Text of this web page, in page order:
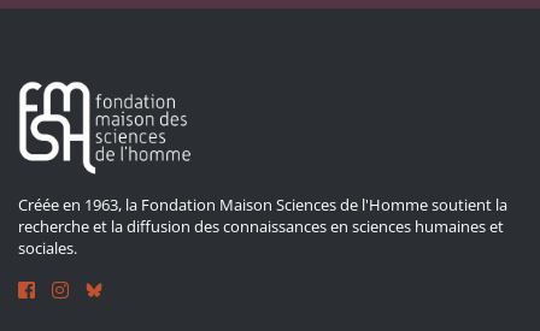
Créée en 1963, la Fondation Maison Sciences de l'Homme soutient la
recherche et la diffusion des connaissances en sciences humaines et
sociales.